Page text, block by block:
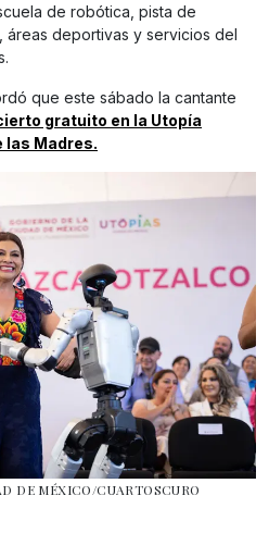
de robótica, pista de
áreas deportivas y servicios del
que este sábado la cantante
gratuito en la Utopía
las Madres.
DE MÉXICO/CUARTOSCURO